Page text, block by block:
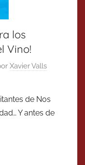
los
Vino!
Xavier Valls
de Nos
Y antes de